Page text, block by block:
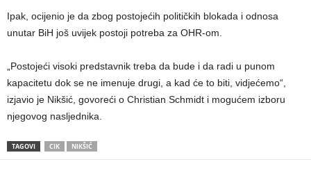
Ipak, ocijenio je da zbog postojećih političkih blokada i odnosa
unutar BiH još uvijek postoji potreba za OHR-om.
„Postojeći visoki predstavnik treba da bude i da radi u punom
kapacitetu dok se ne imenuje drugi, a kad će to biti, vidjećemo“,
izjavio je Nikšić, govoreći o Christian Schmidt i mogućem izboru
njegovog nasljednika.
TAGOVI CIK NIKŠIĆ